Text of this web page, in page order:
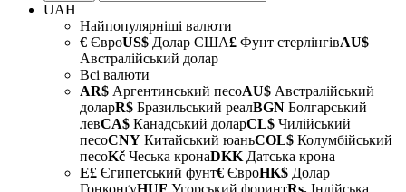
UAH
Найпопулярніші валюти
€ ЄвроUS$ Долар США£ Фунт стерлінгівAU$
Австралійський долар
Всі валюти
AR$ Аргентинський песоAU$ Австралійський
доларR$ Бразильський реалBGN Болгарський
левCA$ Канадський доларCL$ Чилійський
песоCNY Китайський юаньCOL$ Колумбійський
песоKč Чеська кронаDKK Датська крона
E£ Єгипетський фунт€ ЄвроHK$ Долар
ГонконґуHUF Угорський форинтRs. Індійська